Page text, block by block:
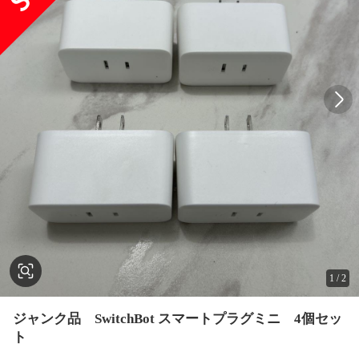
1 /2
ジャンク品 SwitchBot スマートプラグミニ 4個セッ
ト